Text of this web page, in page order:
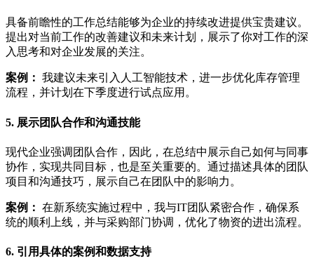
具备前瞻性的工作总结能够为企业的持续改进提供宝贵建议。
提出对当前工作的改善建议和未来计划，展示了你对工作的深
入思考和对企业发展的关注。
案例： 我建议未来引入人工智能技术，进一步优化库存管理
流程，并计划在下季度进行试点应用。
5. 展示团队合作和沟通技能
现代企业强调团队合作，因此，在总结中展示自己如何与同事
协作，实现共同目标，也是至关重要的。通过描述具体的团队
项目和沟通技巧，展示自己在团队中的影响力。
案例： 在新系统实施过程中，我与IT团队紧密合作，确保系
统的顺利上线，并与采购部门协调，优化了物资的进出流程。
6. 引用具体的案例和数据支持